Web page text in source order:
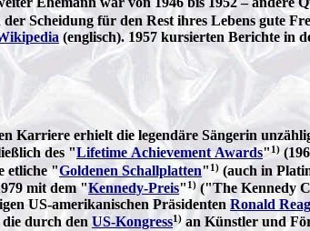
Scheidung für den Rest ihres Lebens gute
(englisch). 1957 kursierten Berichte in
Karriere erhielt die legendäre Sängerin
des "Lifetime Achievement Awards"1)
etliche "Goldenen Schallplatten" 1) (auch in
mit dem "Kennedy-Preis" 1)("The Kennedy
US-amerikanischen PräsidentenRonald
die durch den US-Kongress1) an Künstler und